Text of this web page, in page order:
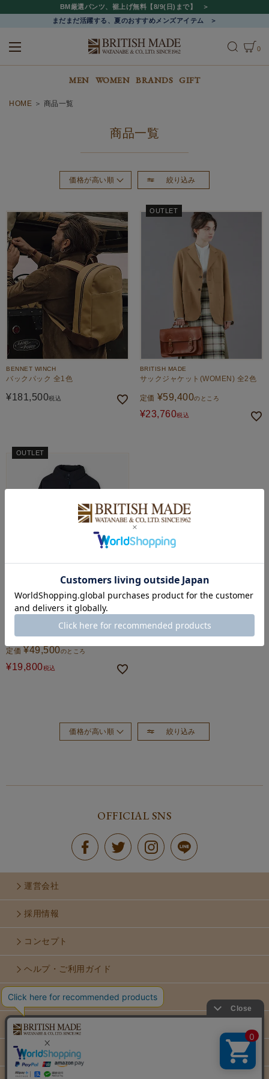
BM厳選パンツ、裾上げ無料【8/9(日)まで】
まだまだ活躍する、夏のおすすめメンズアイテム
0
MEN WOMEN BRANDS GIFT
HOME 商品一覧
商品一覧
絞り込み
新着順
価格が高い順
価格が安い順
BENNET WINCH
バックパック 全1色
¥181,500税込
OUTLET
BRITISH MADE
サックジャケット(WOMEN) 全2色
定価 ¥59,400のところ
¥23,760税込
OUTLET
Caledoor
リップストップナイロンブリティッ
定価 ¥49,500のところ
¥19,800税込
絞り込み
価格が高い順
OFFICIAL SNS
運営会社
採用情報
コンセプト
ヘルプ・ご利用ガイド
お問い合せ
利用規約
個人情報保護方針